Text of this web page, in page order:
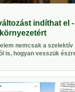
indíthat el
nemcsak a szelektív
is, hogyan vesszük